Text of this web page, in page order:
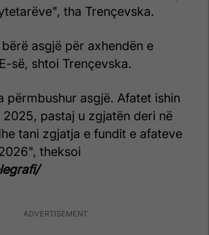
tha Trençevska.
asgjë për axhendën e
së, shtoi Trençevska.
përmbushur asgjë. Afatet ishin
pastaj u zgjatën deri në
tani zgjatja e fundit e afateve
theksoi